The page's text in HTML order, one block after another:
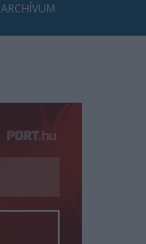
ARCHÍVUM